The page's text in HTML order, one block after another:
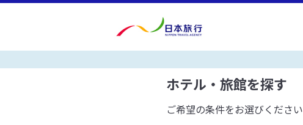
ホテル・旅館を探す
ご希望の条件をお選びください